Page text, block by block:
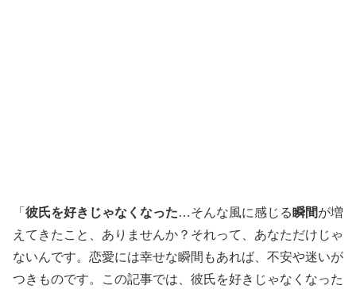
「 彼氏を好きじゃなくなった…そんな風に感じる瞬間が増
えてきたこと、ありませんか？それって、あなただけじゃ
ないんです。恋愛には幸せな瞬間もあれば、不安や迷いが
つきものです。この記事では、彼氏を好きじゃなくなった